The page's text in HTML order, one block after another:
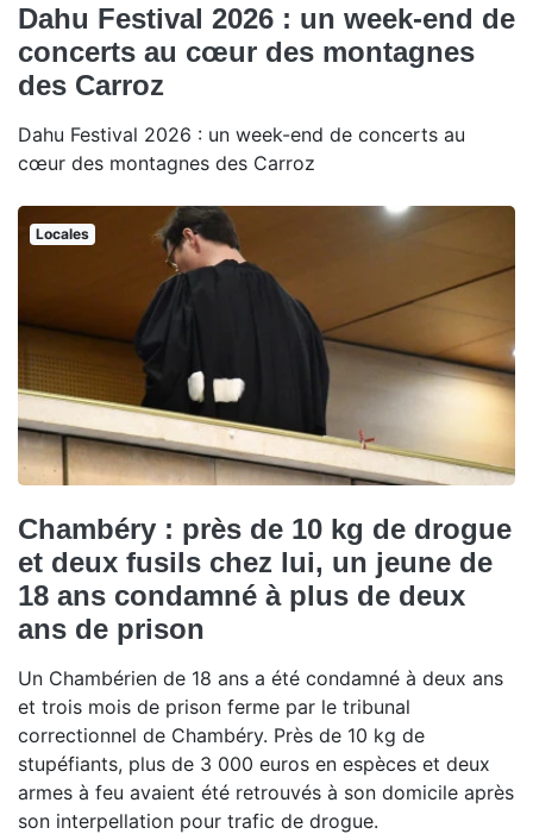
Dahu Festival 2026 : un week-end de
concerts au cœur des montagnes
des Carroz
Dahu Festival 2026 : un week-end de concerts au
cœur des montagnes des Carroz
Locales
Chambéry : près de 10 kg de drogue
et deux fusils chez lui, un jeune de
18 ans condamné à plus de deux
ans de prison
Un Chambérien de 18 ans a été condamné à deux ans
et trois mois de prison ferme par le tribunal
correctionnel de Chambéry. Près de 10 kg de
stupéfiants, plus de 3 000 euros en espèces et deux
armes à feu avaient été retrouvés à son domicile après
son interpellation pour trafic de drogue.